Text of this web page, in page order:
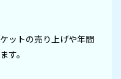
ットの売り上げや年間
す。